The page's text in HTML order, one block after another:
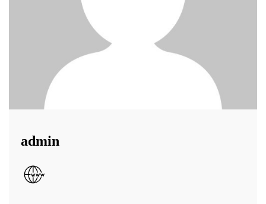
admin